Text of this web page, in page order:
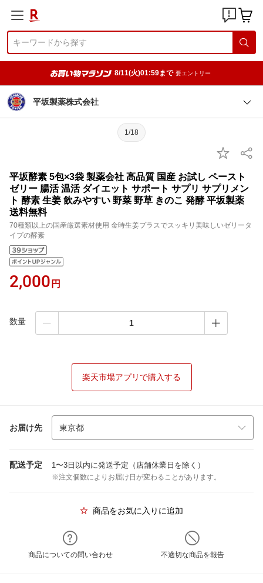
8/11(火)01:59まで 要エントリー
平坂製薬株式会社
1/18
平坂酵素 5包×3袋 製薬会社 高品質 国産 お試し ペースト
ゼリー 腸活 温活 ダイエット サポート サプリ サプリメン
ト 酵素 生姜 飲みやすい 野菜 野草 きのこ 発酵 平坂製薬
送料無料
70種類以上の国産厳選素材使用 金時生姜プラスでスッキリ美味しいゼリータ
イプの酵素
2,000 円
数量
楽天市場アプリで購入する
お届け先
配送予定 1〜3日以内に発送予定（店舗休業日を除く）
※注文個数によりお届け日が変わることがあります。
商品をお気に入りに追加
商品についての問い合わせ 不適切な商品を報告